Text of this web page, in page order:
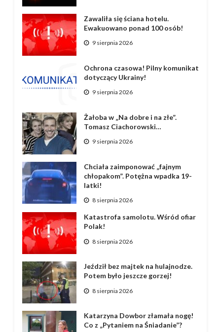
Zawaliła się ściana hotelu.
Ewakuowano ponad 100 osób!
9 sierpnia 2026
Ochrona czasowa! Pilny komunikat
dotyczący Ukrainy!
9 sierpnia 2026
Żałoba w „Na dobre i na złe”.
Tomasz Ciachorowski…
9 sierpnia 2026
Chciała zaimponować „fajnym
chłopakom”. Potężna wpadka 19-
latki!
8 sierpnia 2026
Katastrofa samolotu. Wśród ofiar
Polak!
8 sierpnia 2026
Jeździł bez majtek na hulajnodze.
Potem było jeszcze gorzej!
8 sierpnia 2026
Katarzyna Dowbor złamała nogę!
Co z „Pytaniem na Śniadanie”?